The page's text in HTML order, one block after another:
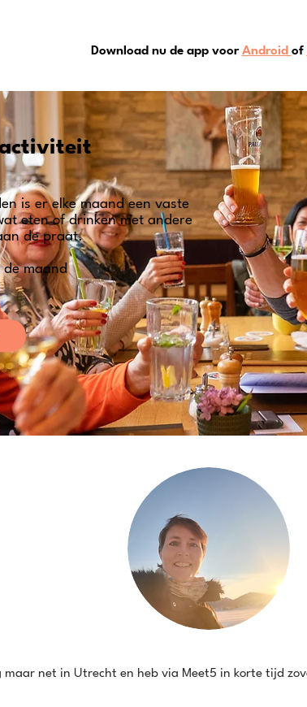
Download nu de app voorAndroid of
is er elke maand een vaste
eten of drinken met andere
de praat.
maand
maar net in Utrecht en heb via Meet5 in korte tijd